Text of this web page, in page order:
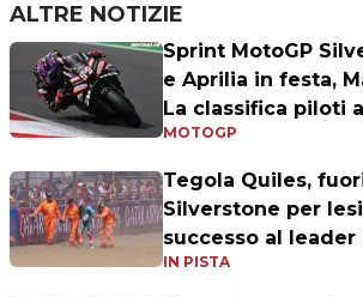
ALTRE NOTIZIE
Sprint MotoGP
e Aprilia in festa,
La classifica piloti
MOTOGP
Tegola Quiles,
Silverstone per
successo al leader
IN PISTA